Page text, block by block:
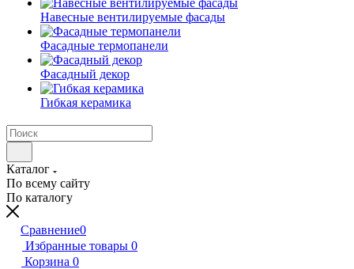
Навесные вентилируемые фасады
Фасадные термопанели
Фасадный декор
Гибкая керамика
Каталог
По всему сайту
По каталогу
Сравнение0
Избранные товары 0
Корзина 0